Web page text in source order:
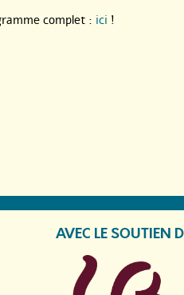
complet : ici !
AVEC LE SOUTIEN